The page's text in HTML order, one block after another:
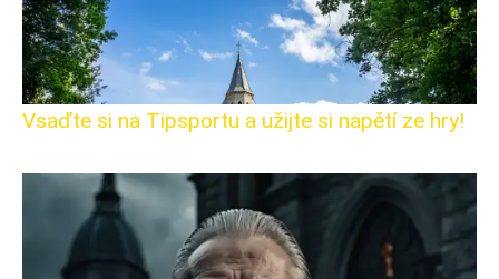
Vsaďte si na Tipsportu a užijte si napětí ze hry!